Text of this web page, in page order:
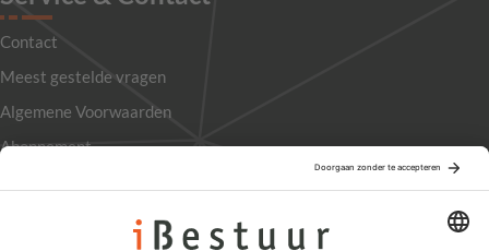
Contact
Meest gestelde vragen
Algemene Voorwaarden
Abonnement